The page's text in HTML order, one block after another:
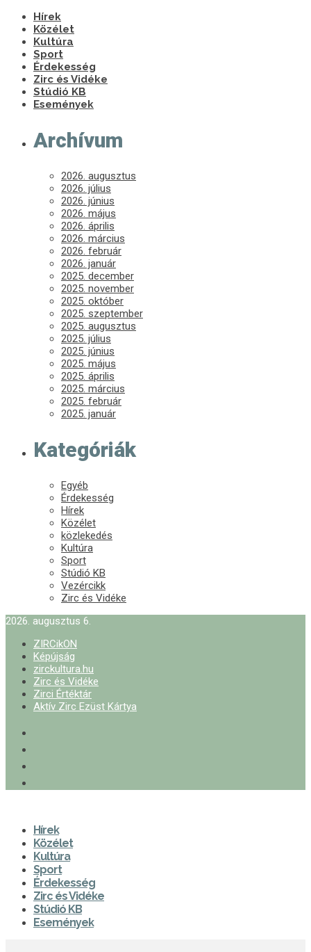
Hírek
Közélet
Kultúra
Sport
Érdekesség
Zirc és Vidéke
Stúdió KB
Események
Archívum
2026. augusztus
2026. július
2026. június
2026. május
2026. április
2026. március
2026. február
2026. január
2025. december
2025. november
2025. október
2025. szeptember
2025. augusztus
2025. július
2025. június
2025. május
2025. április
2025. március
2025. február
2025. január
Kategóriák
Egyéb
Érdekesség
Hírek
Közélet
közlekedés
Kultúra
Sport
Stúdió KB
Vezércikk
Zirc és Vidéke
2026. augusztus 6.
ZIRCikON
Képújság
zirckultura.hu
Zirc és Vidéke
Zirci Értéktár
Aktív Zirc Ezüst Kártya
Hírek
Közélet
Kultúra
Sport
Érdekesség
Zirc és Vidéke
Stúdió KB
Események